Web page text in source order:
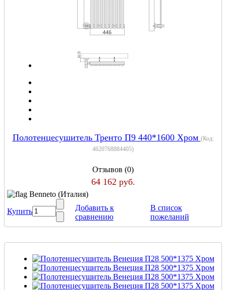
Полотенцесушитель Тренто П9 440*1600 Хром (Код:
4620768884405)
Отзывов (0)
64 162 руб.
Benneto (Италия)
Купить
Добавить к
сравнению
В список
пожеланий